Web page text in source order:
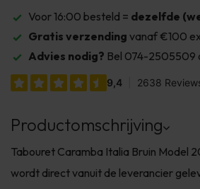
Voor 16:00 besteld = dezelfde
Gratis verzending vanaf €100
Advies nodig? Bel 074-2505509
Productomschrijving
Tabouret Caramba Italia Bruin Model
wordt direct vanuit de leverancier